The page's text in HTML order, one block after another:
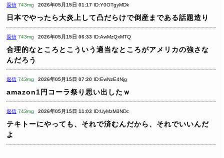
返信 743mg 2026年05月15日 01:17 ID:Y0OTgyMDk
日本でやったら大炎上して凸だらけで倒産まである話題造り
返信 743mg 2026年05月15日 06:33 ID:AwMzQxMTQ
合理的なところとこういう適当なところがアメリカの強さな
んだろう
返信 743mg 2026年05月15日 07:20 ID:EwNzE4Njg
amazon1円コーラ祭り思い出したｗ
返信 743mg 2026年05月15日 11:03 ID:UyMzM3NDc
テキトーにやっても、それで済むんだから、それでいいんだ
よ